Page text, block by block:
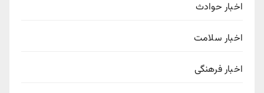
اخبار حوادث
اخبار سلامت
اخبار فرهنگی